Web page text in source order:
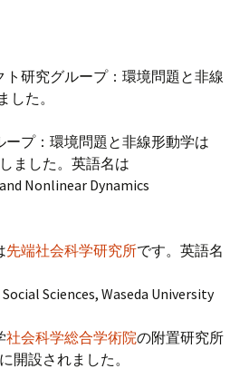
ト研究グループ：環境問題と非線
した。
ープ：環境問題と非線形動学は
ました。英語名は
Nonlinear Dynamics
先端社会科学研究所です。英語名
Sciences, Waseda University
社会科学総合学術院の附置研究所
開設されました。